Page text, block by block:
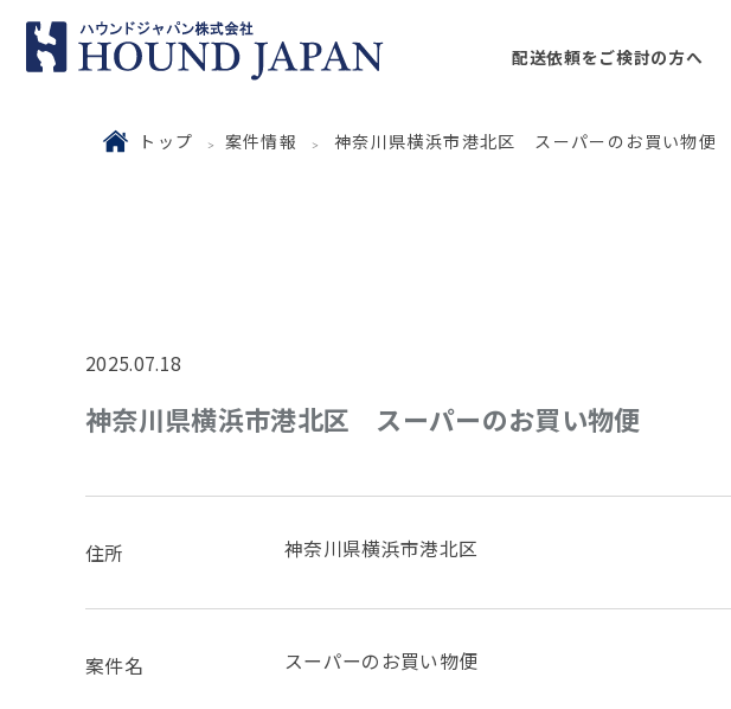
配送依頼をご検討の方へ
トップ 案件情報 神奈川県横浜市港北区 スーパーのお買い物便
2025.07.18
神奈川県横浜市港北区 スーパーのお買い物便
住所 神奈川県横浜市港北区
案件名 スーパーのお買い物便